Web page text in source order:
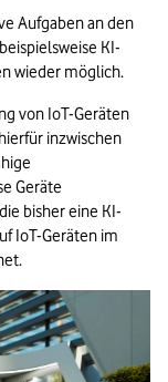
Aufgaben an den
KI-
wieder möglich.
von IoT-Geräten
inzwischen
Geräte
bisher eine KI-
IoT-Geräten im